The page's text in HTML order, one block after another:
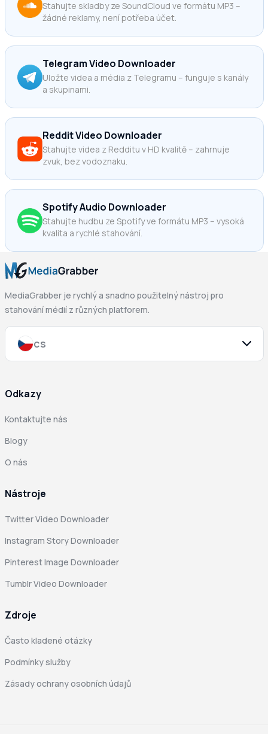
Stahujte skladby ze SoundCloud ve formátu MP3 –
žádné reklamy, není potřeba účet.
Telegram Video Downloader
Uložte videa a média z Telegramu – funguje s kanály
a skupinami.
Reddit Video Downloader
Stahujte videa z Redditu v HD kvalitě – zahrnuje
zvuk, bez vodoznaku.
Spotify Audio Downloader
Stahujte hudbu ze Spotify ve formátu MP3 – vysoká
kvalita a rychlé stahování.
MediaGrabber je rychlý a snadno použitelný nástroj pro
stahování médií z různých platforem.
cs
Odkazy
Kontaktujte nás
Blogy
O nás
Nástroje
Twitter Video Downloader
Instagram Story Downloader
Pinterest Image Downloader
Tumblr Video Downloader
Zdroje
Často kladené otázky
Podmínky služby
Zásady ochrany osobních údajů